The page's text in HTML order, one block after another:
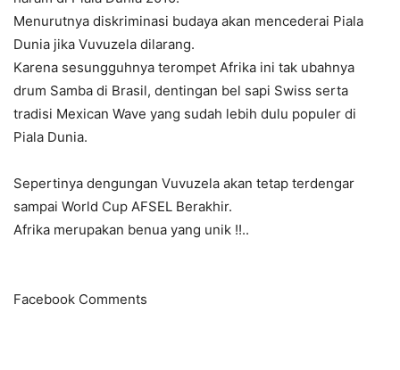
Menurutnya diskriminasi budaya akan mencederai Piala
Dunia jika Vuvuzela dilarang.
Karena sesungguhnya terompet Afrika ini tak ubahnya
drum Samba di Brasil, dentingan bel sapi Swiss serta
tradisi Mexican Wave yang sudah lebih dulu populer di
Piala Dunia.
Sepertinya dengungan Vuvuzela akan tetap terdengar
sampai World Cup AFSEL Berakhir.
Afrika merupakan benua yang unik !!..
Facebook Comments